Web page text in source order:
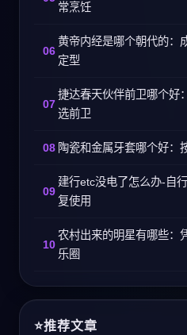
常烹饪
黄帝内经是哪个朝代的：
定型
捷达春天伙伴前卫哪个好
选前卫
陶瓷和金属牙套哪个好：
建行etc没电了怎么办-自
复使用
农村出来的明星有哪些：
乐圈
推荐文章